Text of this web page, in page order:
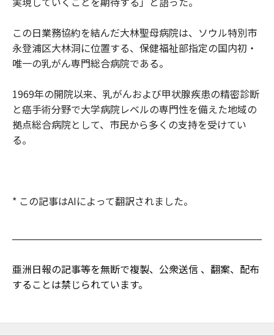
この日業務協約を結んだ大林聖母病院は、ソウル特別市
永登浦区大林洞に位置する、保健福祉部指定の国内初・
唯一の乳がん専門総合病院である。
1969年の開院以来、乳がんおよび甲状腺疾患の精密診断
と癌手術分野で大学病院レベルの専門性を備えた地域の
拠点総合病院として、市民から多くの支持を受けてい
る。
* この記事はAIによって翻訳されました。
亜洲日報の記事等を無断で複製、公衆送信 、翻案、配布
することは禁じられています。